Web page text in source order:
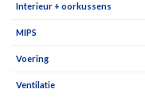
Interieur + oorkussens
MIPS
Voering
Ventilatie